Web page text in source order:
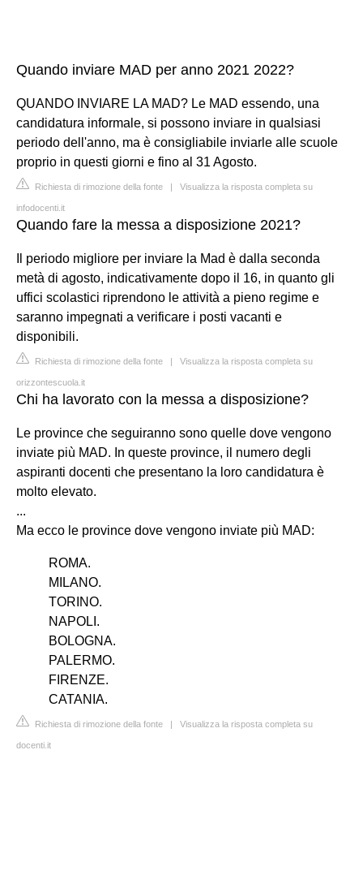
Quando inviare MAD per anno 2021 2022?
QUANDO INVIARE LA MAD? Le MAD essendo, una
candidatura informale, si possono inviare in qualsiasi
periodo dell'anno, ma è consigliabile inviarle alle scuole
proprio in questi giorni e fino al 31 Agosto.
Richiesta di rimozione della fonte | Visualizza la risposta completa su
infodocenti.it
Quando fare la messa a disposizione 2021?
Il periodo migliore per inviare la Mad è dalla seconda
metà di agosto, indicativamente dopo il 16, in quanto gli
uffici scolastici riprendono le attività a pieno regime e
saranno impegnati a verificare i posti vacanti e
disponibili.
Richiesta di rimozione della fonte | Visualizza la risposta completa su
orizzontescuola.it
Chi ha lavorato con la messa a disposizione?
Le province che seguiranno sono quelle dove vengono
inviate più MAD. In queste province, il numero degli
aspiranti docenti che presentano la loro candidatura è
molto elevato.
...
Ma ecco le province dove vengono inviate più MAD:
ROMA.
MILANO.
TORINO.
NAPOLI.
BOLOGNA.
PALERMO.
FIRENZE.
CATANIA.
Richiesta di rimozione della fonte | Visualizza la risposta completa su
docenti.it